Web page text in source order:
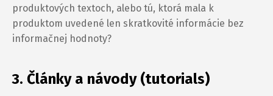
produktových textoch, alebo tú, ktorá mala k
produktom uvedené len skratkovité informácie bez
informačnej hodnoty?
3. Články a návody (tutorials)